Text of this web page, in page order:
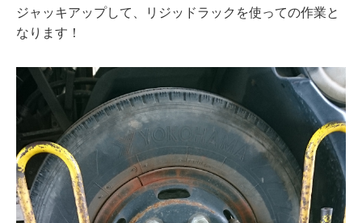
ジャッキアップして、リジッドラックを使っての作業と
なります！